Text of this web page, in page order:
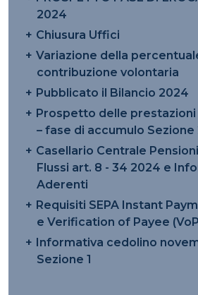
2024
Chiusura Uffici
Variazione della
contribuzione volontaria
Pubblicato il Bilancio 2024
Prospetto delle
– fase di accumulo Sezione
Casellario Centrale
Flussi art. 8 - 34 2024 e
Aderenti
Requisiti SEPA Instant
e Verification of Payee
Informativa cedolino
Sezione 1